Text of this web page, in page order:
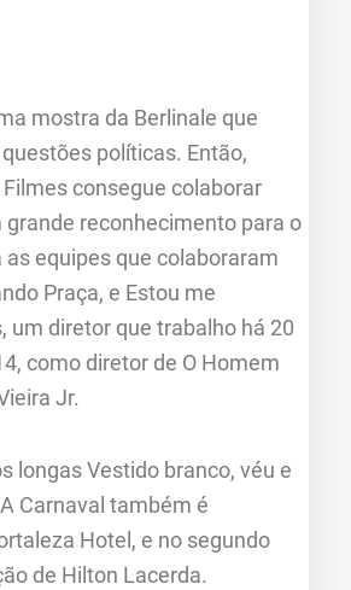
mostra da Berlinale que
políticas. Então,
consegue colaborar
reconhecimento para o
equipes que colaboraram
Praça, e Estou me
um diretor que trabalho há 20
como diretor de O Homem
Jr.
longas Vestido branco, véu e
Carnaval também é
Hotel, e no segundo
de Hilton Lacerda.